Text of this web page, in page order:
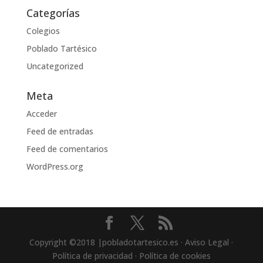
Categorías
Colegios
Poblado Tartésico
Uncategorized
Meta
Acceder
Feed de entradas
Feed de comentarios
WordPress.org
Copyright ©2018 |pobladotartesico.es · Aviso Legal ·
Política de privacidad · Política de cookies